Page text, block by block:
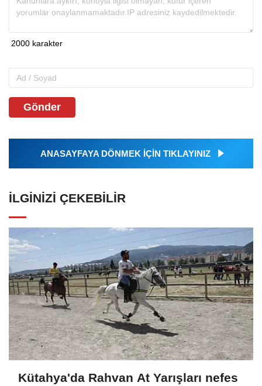
Gönder
ANASAYFAYA DÖNMEK İÇİN TIKLAYINIZ
İLGINIZI ÇEKEBILIR
Kütahya'da Rahvan At Yarışları nefes